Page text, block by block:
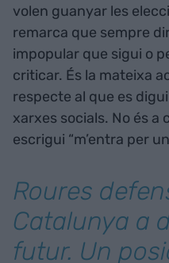
volen guanyar les
remarca que sempre
impopular que sigui o
criticar. És la mateixa
respecte al que es
xarxes socials. No és a
escrigui “m’entra per
Roures
Catalunya a
futur. Un